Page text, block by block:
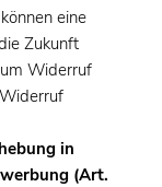
eine
Zukunft
Widerruf
in
(Art.